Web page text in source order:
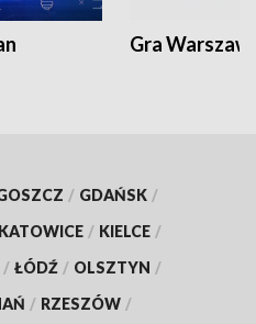
Gra
/ GDAŃSK /
KATOWICE / KIELCE /
/ ŁÓDŹ / OLSZTYN /
/ RZESZÓW /